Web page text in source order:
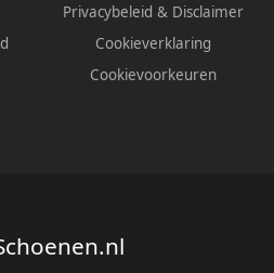
Privacybeleid & Disclaimer
Cookieverklaring
Cookievoorkeuren